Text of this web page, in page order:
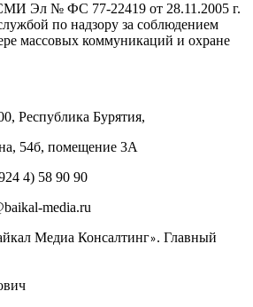
Эл № ФС 77-22419 от 28.11.2005 г.
по надзору за соблюдением
массовых коммуникаций и охране
Республика Бурятия,
54б, помещение 3А
4) 58 90 90
media.ru
Медиа Консалтинг». Главный